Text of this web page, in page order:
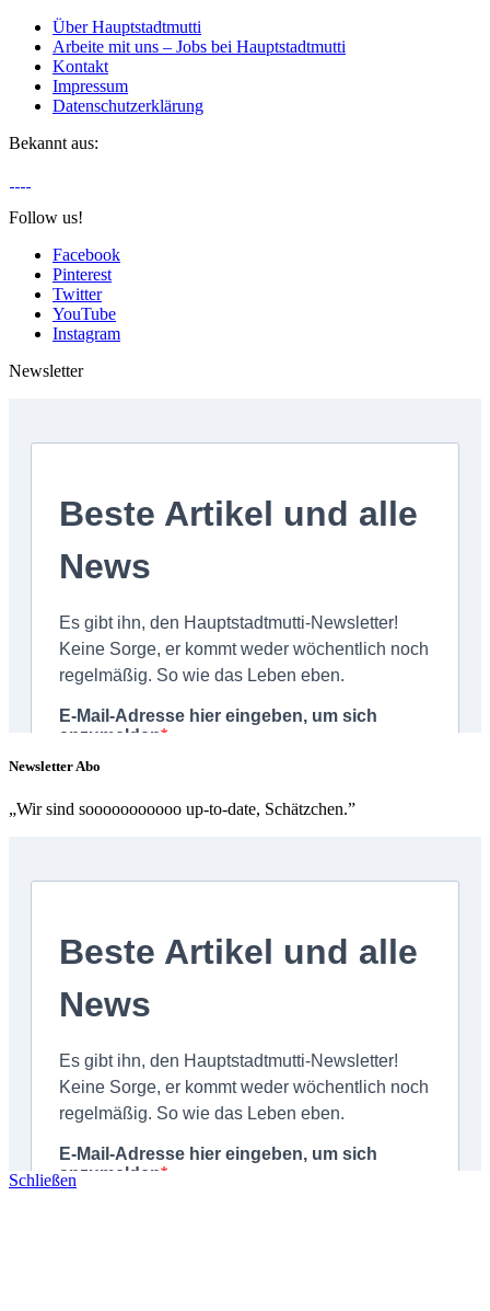
Über Hauptstadtmutti
Arbeite mit uns – Jobs bei Hauptstadtmutti
Kontakt
Impressum
Datenschutzerklärung
Bekannt aus:
Follow us!
Facebook
Pinterest
Twitter
YouTube
Instagram
Newsletter
Newsletter Abo
„Wir sind sooooooooooo up-to-date, Schätzchen.”
Schließen